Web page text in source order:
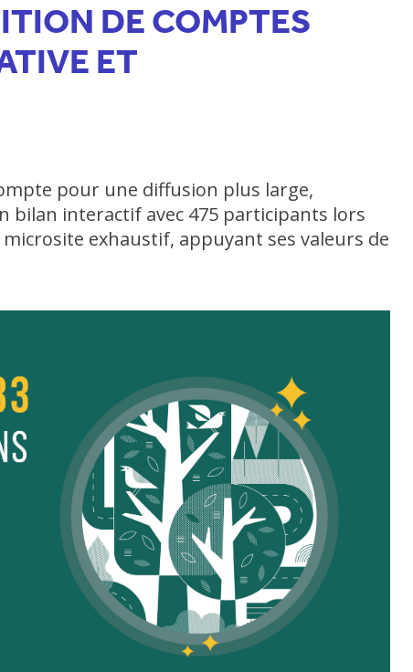
DE COMPTES
ET
pour une diffusion plus large,
bilan interactif avec 475 participants lors
exhaustif, appuyant ses valeurs de